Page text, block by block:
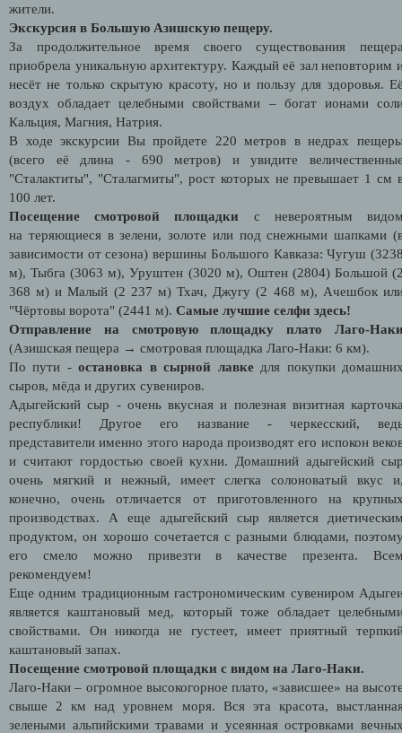
жители.
Экскурсия в Большую Азишскую пещеру.
За продолжительное время своего существования
приобрела уникальную архитектуру. Каждый её зал неповторим
несёт не только скрытую красоту, но и пользу для здоровья.
воздух обладает целебными свойствами – богат ионами
Кальция, Магния, Натрия.
В ходе экскурсии Вы пройдете 220 метров в недрах
(всего её длина - 690 метров) и увидите
"Сталактиты", "Сталагмиты", рост которых не превышает 1 см
100 лет.
Посещение смотровой площадки с невероятным
на теряющиеся в зелени, золоте или под снежными шапками
зависимости от сезона) вершины Большого Кавказа: Чугуш
м), Тыбга (3063 м), Уруштен (3020 м), Оштен (2804) Большой
368 м) и Малый (2 237 м) Тхач, Джугу (2 468 м), Ачешбок
"Чёртовы ворота" (2441 м). Самые лучшие селфи здесь!
Отправление на смотровую площадку плато Лаго-
(Азишская пещера → смотровая площадка Лаго-Наки: 6 км).
По пути -остановка в сырной лавкедля покупки
сыров, мёда и других сувениров.
Адыгейский сыр - очень вкусная и полезная визитная
республики! Другое его название - черкесский,
представители именно этого народа производят его испокон
и считают гордостью своей кухни. Домашний адыгейский
очень мягкий и нежный, имеет слегка солоноватый вкус
конечно, очень отличается от приготовленного на
производствах. А еще адыгейский сыр является
продуктом, он хорошо сочетается с разными блюдами,
его смело можно привезти в качестве презента.
рекомендуем!
Еще одним традиционным гастрономическим сувениром
является каштановый мед, который тоже обладает
свойствами. Он никогда не густеет, имеет приятный
каштановый запах.
Посещение смотровой площадки с видом на Лаго-Наки.
Лаго-Наки – огромное высокогорное плато, «зависшее» на
свыше 2 км над уровнем моря. Вся эта красота,
зелеными альпийскими травами и усеянная островками